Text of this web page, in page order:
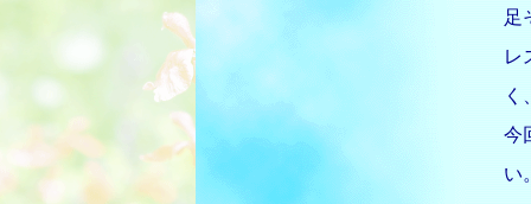
足
レ
く
今
い